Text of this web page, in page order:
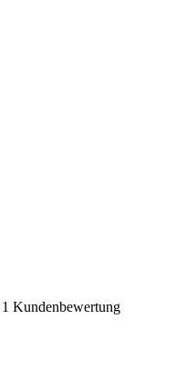
1 Kundenbewertung